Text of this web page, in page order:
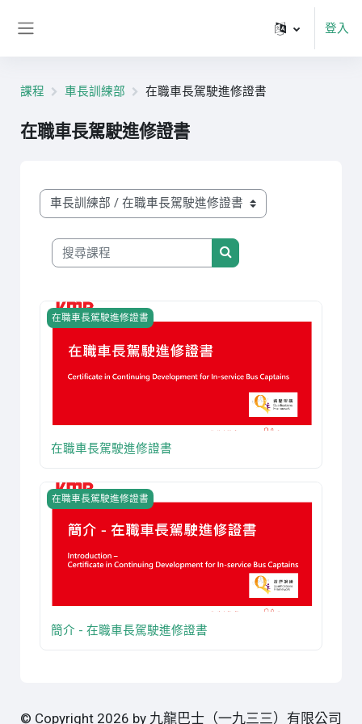
登入
課程 車長訓練部 在職車長駕駛進修證書
在職車長駕駛進修證書
課程類別
搜尋課程
搜尋課程
課程圖片 在職車長駕駛進修證書
在職車長駕駛進修證書
在職車長駕駛進修證書
課程圖片 簡介 - 在職車長駕駛進修證書
在職車長駕駛進修證書
簡介 - 在職車長駕駛進修證書
© Copyright 2026 by 九龍巴士（一九三三）有限公司